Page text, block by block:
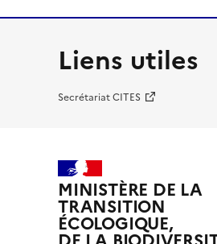
Liens utiles
Secrétariat CITES
MINISTÈRE DE LA
TRANSITION
ÉCOLOGIQUE,